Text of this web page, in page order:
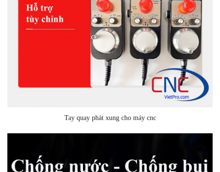
Tay quay phát xung cho máy cnc